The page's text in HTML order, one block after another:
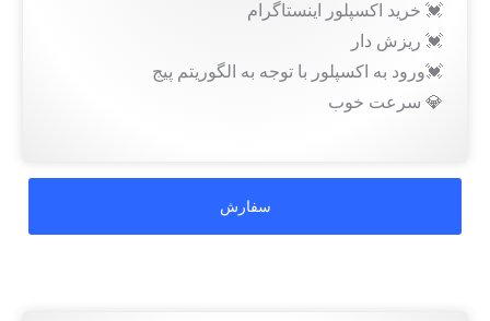
💓 خرید اکسپلور اینستاگرام
💓 ریزش دار
💓ورود به اکسپلور با توجه به الگوریتم پیج
💎 سرعت خوب